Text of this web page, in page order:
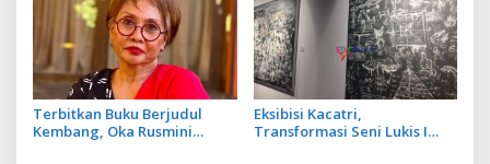
Terbitkan Buku Berjudul
Kembang, Oka Rusmini
Eksibisi Kacatri,
Transformasi Seni Lukis I